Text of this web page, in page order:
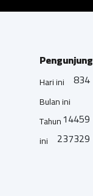
Pengunjung
Hari ini 834
Bulan ini
14459
Tahun
ini
237329